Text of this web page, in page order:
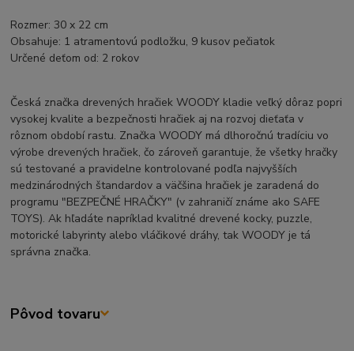
Rozmer: 30 x 22 cm
Obsahuje: 1 atramentovú podložku, 9 kusov pečiatok
Určené deťom od: 2 rokov
Česká značka drevených hračiek WOODY kladie veľký dôraz popri
vysokej kvalite a bezpečnosti hračiek aj na rozvoj dieťaťa v
rôznom období rastu. Značka WOODY má dlhoročnú tradíciu vo
výrobe drevených hračiek, čo zároveň garantuje, že všetky hračky
sú testované a pravidelne kontrolované podľa najvyšších
medzinárodných štandardov a väčšina hračiek je zaradená do
programu "BEZPEČNÉ HRAČKY" (v zahraničí známe ako SAFE
TOYS). Ak hľadáte napríklad kvalitné drevené kocky, puzzle,
motorické labyrinty alebo vláčikové dráhy, tak WOODY je tá
správna značka.
Pôvod tovaru